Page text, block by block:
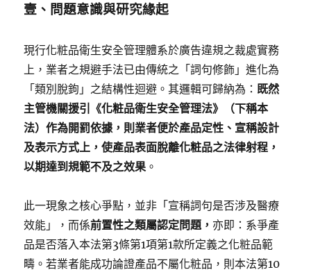
壹、問題意識與研究緣起
現行化粧品衛生安全管理體系於廣告違規之裁處實務
上，業者之規避手法已由傳統之「詞句修飾」進化為
「類別脫鉤」之結構性迴避。其邏輯可歸納為： 既然
主管機關援引《化粧品衛生安全管理法》（下稱本
法）作為開罰依據，則業者便於產品定性、宣稱設計
及表示方式上，使產品表面脫離化粧品之法律射程，
以期達到規範不及之效果 。
此一現象之核心爭點，並非「宣稱詞句是否涉及醫療
效能」，而係前置性之類屬認定問題， 亦即：系爭產
品是否落入本法第3條第1項第1款所定義之化粧品範
疇。若業者能成功論證產品不屬化粧品，則本法第10